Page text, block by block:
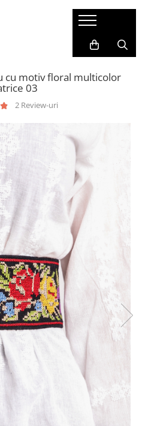
cu motiv floral multicolor
03
2 Review-uri